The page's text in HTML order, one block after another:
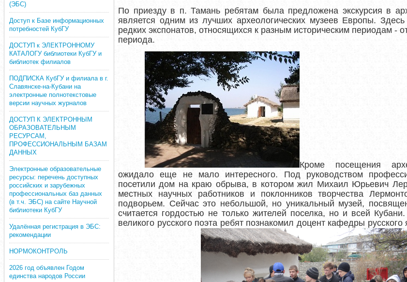
(ЭБС)
Доступ к Базе информационных
потребностей КубГУ
ДОСТУП к ЭЛЕКТРОННОМУ
КАТАЛОГУ библиотеки КубГУ и
библиотек филиалов
ПОДПИСКА КубГУ и филиала в г.
Славянске-на-Кубани на
электронные полнотекстовые
версии научных журналов
ДОСТУП К ЭЛЕКТРОННЫМ
ОБРАЗОВАТЕЛЬНЫМ
РЕСУРСАМ,
ПРОФЕССИОНАЛЬНЫМ БАЗАМ
ДАННЫХ
Электронные образовательные
ресурсы: перечень доступных
российских и зарубежных
профессиональных баз данных
(в т.ч. ЭБС) на сайте Научной
библиотеки КубГУ
Удалённая регистрация в ЭБС:
рекомендации
НОРМОКОНТРОЛЬ
2026 год объявлен Годом
единства народов России
По приезду в п. Тамань ребятам была предложена экскурсия в
является одним из лучших археологических музеев Европы.
редких экспонатов, относящихся к разным историческим периодам -
периода.
Кроме посещения
ожидало еще не мало интересного. Под руководством
посетили дом на краю обрыва, в котором жил Михаил Юрьевич
местных научных работников и поклонников творчества
подворьем. Сейчас это небольшой, но уникальный музей,
считается гордостью не только жителей поселка, но и всей
великого русского поэта ребят познакомил доцент кафедры